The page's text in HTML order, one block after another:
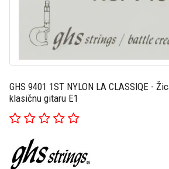
GHS 9401 1ST NYLON LA CLASSIQE -
klasičnu gitaru E1